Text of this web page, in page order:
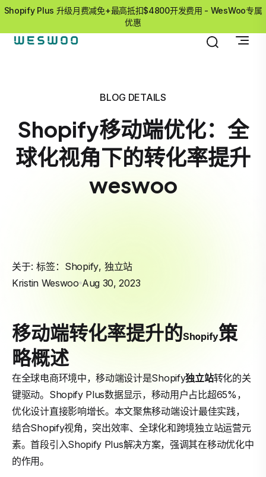
Shopify Plus 升级月费减免+最高抵扣$4800开发费用 - WesWoo专属
优惠
BLOG DETAILS
Shopify移动端优化：全
球化视角下的转化率提升
weswoo
关于: 标签： Shopify, 独立站
Kristin Weswoo Aug 30, 2023
移动端转化率提升的Shopify策
略概述
在全球电商环境中，移动端设计是Shopify独立站转化的关
键驱动。Shopify Plus数据显示，移动用户占比超65%，
优化设计直接影响增长。本文聚焦移动端设计最佳实践，
结合Shopify视角，突出效率、全球化和跨境独立站运营元
素。首段引入Shopify Plus解决方案，强调其在移动优化中
的作用。